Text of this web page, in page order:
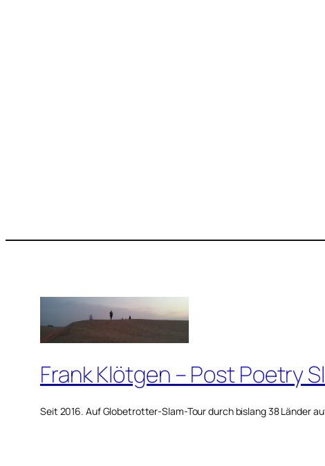
Frank Klötgen – Post Poetry
Seit 2016. Auf Globetrotter-Slam-Tour durch bislang 38 Länder